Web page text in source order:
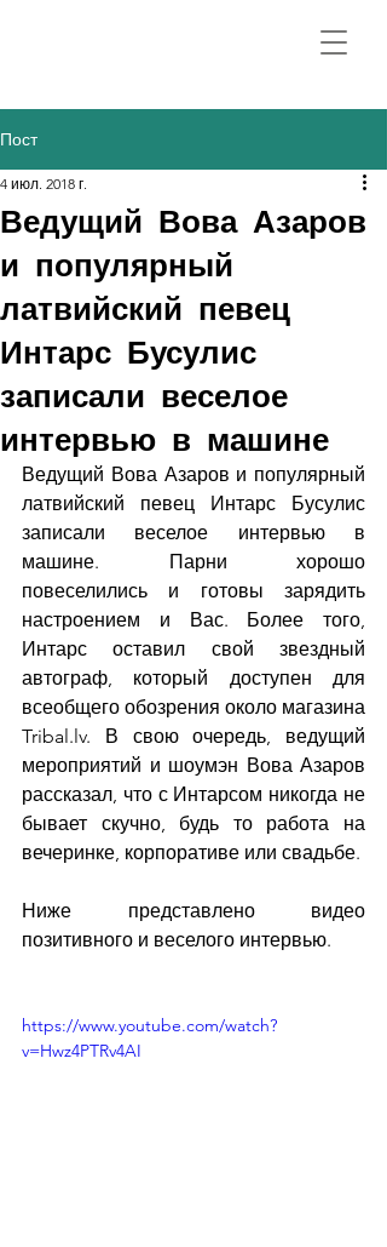
Пост
Ведущий Вова Азаров
и популярный
латвийский певец
Интарс Бусулис
записали веселое
интервью в машине
4 июл. 2018 г.
Ведущий Вова Азаров и популярный
латвийский певец Интарс Бусулис
записали веселое интервью в
машине. Парни хорошо
повеселились и готовы зарядить
настроением и Вас. Более того,
Интарс оставил свой звездный
автограф, который доступен для
всеобщего обозрения около магазина
Tribal.lv. В свою очередь, ведущий
мероприятий и шоумэн Вова Азаров
рассказал, что с Интарсом никогда не
бывает скучно, будь то работа на
вечеринке, корпоративе или свадьбе.
Ниже представлено видео
позитивного и веселого интервью.
https://www.youtube.com/watch?
v=Hwz4PTRv4AI